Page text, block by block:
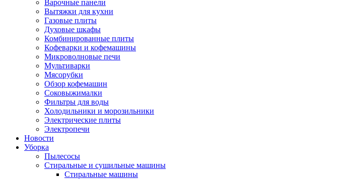
Варочные панели
Вытяжки для кухни
Газовые плиты
Духовые шкафы
Комбинированные плиты
Кофеварки и кофемашины
Микроволновые печи
Мультиварки
Мясорубки
Обзор кофемашин
Соковыжималки
Фильтры для воды
Холодильники и морозильники
Электрические плиты
Электропечи
Новости
Уборка
Пылесосы
Стиральные и сушильные машины
Стиральные машины